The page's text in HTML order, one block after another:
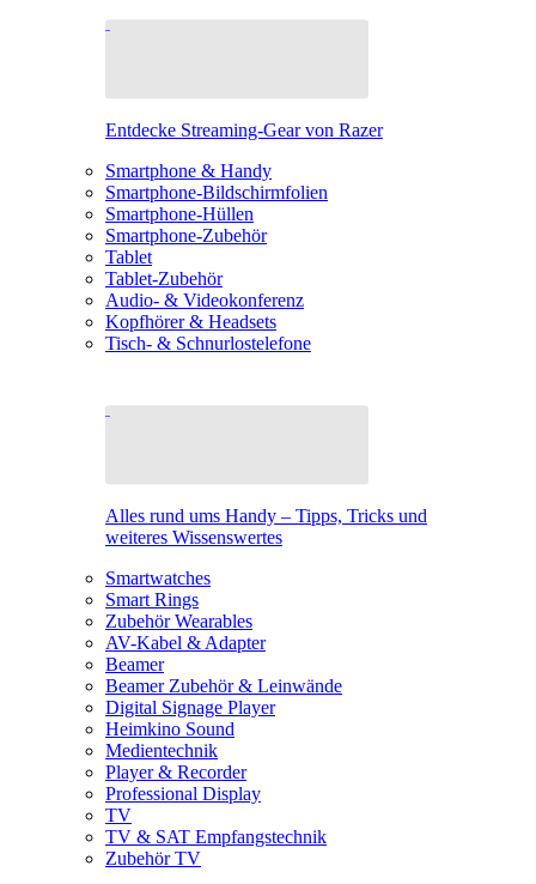
Entdecke Streaming-Gear von Razer
Smartphone & Handy
Smartphone-Bildschirmfolien
Smartphone-Hüllen
Smartphone-Zubehör
Tablet
Tablet-Zubehör
Audio- & Videokonferenz
Kopfhörer & Headsets
Tisch- & Schnurlostelefone
Alles rund ums Handy – Tipps, Tricks und
weiteres Wissenswertes
Smartwatches
Smart Rings
Zubehör Wearables
AV-Kabel & Adapter
Beamer
Beamer Zubehör & Leinwände
Digital Signage Player
Heimkino Sound
Medientechnik
Player & Recorder
Professional Display
TV
TV & SAT Empfangstechnik
Zubehör TV